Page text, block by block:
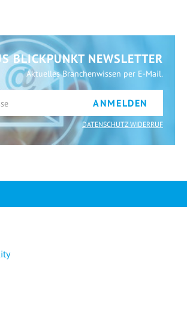
BLICKPUNKT NEWSLETTER
Aktuelles Branchenwissen per E-Mail.
ANMELDEN
DATENSCHUTZ WIDERRUF